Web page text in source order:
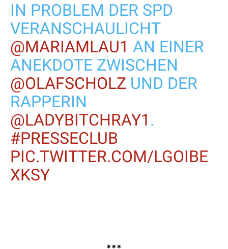
IN PROBLEM DER SPD
VERANSCHAULICHT
@MARIAMLAU1 AN EINER
ANEKDOTE ZWISCHEN
@OLAFSCHOLZ UND DER
RAPPERIN
@LADYBITCHRAY1 .
#PRESSECLUB
PIC.TWITTER.COM/LGOIBE
XKSY